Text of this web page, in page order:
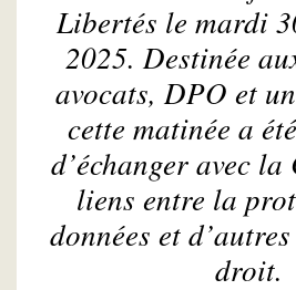
Libertés le mardi
2025. Destinée
avocats, DPO et
cette matinée a
d’échanger avec
liens entre la
données et
droit.